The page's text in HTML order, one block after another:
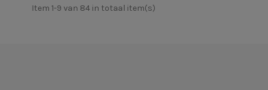
Item 1-9 van 84 in totaal item(s)